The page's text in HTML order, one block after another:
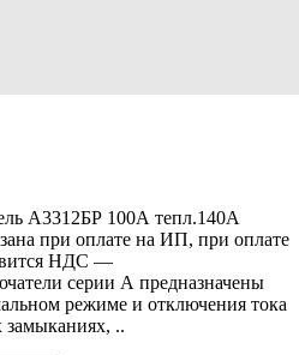
А3312БР 100А тепл.140А
при оплате на ИП, при оплате
НДС ―
серии А предназначены
режиме и отключения тока
замыканиях, ..